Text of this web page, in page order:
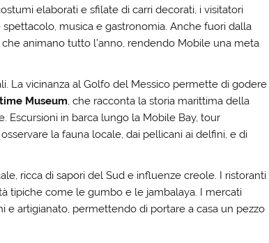
elaborati e sfilate di carri decorati, i visitatori
musica e gastronomia. Anche fuori dalla
animano tutto l’anno, rendendo Mobile una meta
La vicinanza al Golfo del Messico permette di godere
Museum, che racconta la storia marittima della
Escursioni in barca lungo la Mobile Bay, tour
la fauna locale, dai pellicani ai delfini, e di
ricca di sapori del Sud e influenze creole. I ristoranti
tipiche come le gumbo e le jambalaya. I mercati
e artigianato, permettendo di portare a casa un pezzo